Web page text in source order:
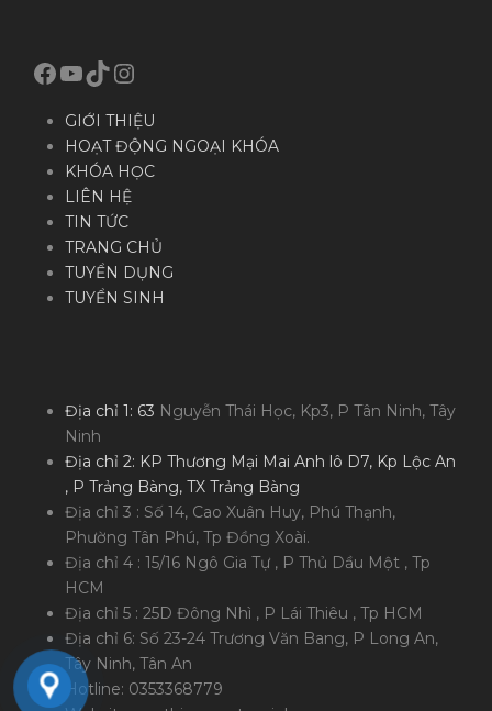
Facebook YouTube TikTok Instagram
GIỚI THIỆU
HOẠT ĐỘNG NGOẠI KHÓA
KHÓA HỌC
LIÊN HỆ
TIN TỨC
TRANG CHỦ
TUYỂN DỤNG
TUYỂN SINH
Địa chỉ 1: 63 Nguyễn Thái Học, Kp3, P Tân Ninh, Tây
Ninh
Địa chỉ 2: KP Thương Mại Mai Anh lô D7, Kp Lộc An
, P Trảng Bàng, TX Trảng Bàng
Địa chỉ 3 : Số 14, Cao Xuân Huy, Phú Thạnh,
Phường Tân Phú, Tp Đồng Xoài.
Địa chỉ 4 : 15/16 Ngô Gia Tự , P Thủ Dầu Một , Tp
HCM
Địa chỉ 5 : 25D Đông Nhì , P Lái Thiêu , Tp HCM
Địa chỉ 6: Số 23-24 Trương Văn Bang, P Long An,
Tây Ninh, Tân An
Hotline: 0353368779